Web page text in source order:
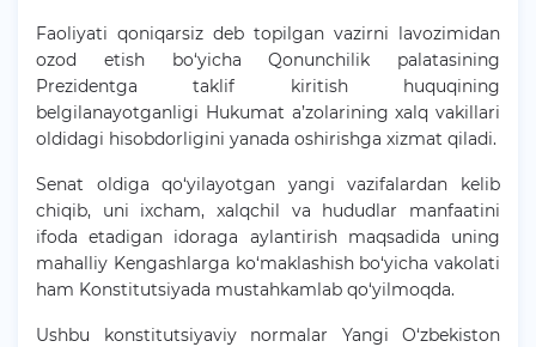
Faoliyati qoniqarsiz deb topilgan vazirni lavozimidan
ozod etish bo‘yicha Qonunchilik palatasining
Prezidentga taklif kiritish huquqining
belgilanayotganligi Hukumat a’zolarining xalq vakillari
oldidagi hisobdorligini yanada oshirishga xizmat qiladi.
Senat oldiga qo‘yilayotgan yangi vazifalardan kelib
chiqib, uni ixcham, xalqchil va hududlar manfaatini
ifoda etadigan idoraga aylantirish maqsadida uning
mahalliy Kengashlarga ko‘maklashish bo‘yicha vakolati
ham Konstitutsiyada mustahkamlab qo‘yilmoqda.
Ushbu konstitutsiyaviy normalar Yangi O‘zbekiston